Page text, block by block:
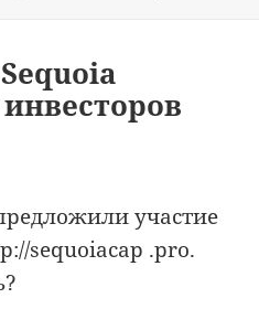
участие
sequoiacap .pro.